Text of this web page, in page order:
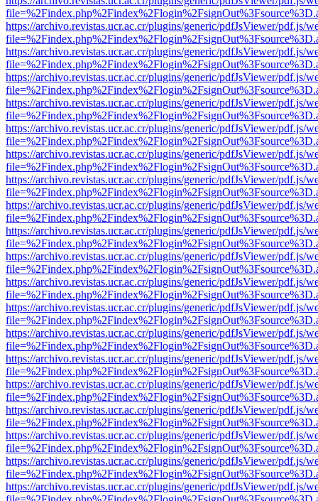
https://archivo.revistas.ucr.ac.cr/plugins/generic/pdfJsViewer/pdf.js/
https://archivo.revistas.ucr.ac.cr/plugins/generic/pdfJsViewer/pdf.js/
https://archivo.revistas.ucr.ac.cr/plugins/generic/pdfJsViewer/pdf.js/
https://archivo.revistas.ucr.ac.cr/plugins/generic/pdfJsViewer/pdf.js/
https://archivo.revistas.ucr.ac.cr/plugins/generic/pdfJsViewer/pdf.js/
https://archivo.revistas.ucr.ac.cr/plugins/generic/pdfJsViewer/pdf.js/
https://archivo.revistas.ucr.ac.cr/plugins/generic/pdfJsViewer/pdf.js/
https://archivo.revistas.ucr.ac.cr/plugins/generic/pdfJsViewer/pdf.js/
https://archivo.revistas.ucr.ac.cr/plugins/generic/pdfJsViewer/pdf.js/
https://archivo.revistas.ucr.ac.cr/plugins/generic/pdfJsViewer/pdf.js/
https://archivo.revistas.ucr.ac.cr/plugins/generic/pdfJsViewer/pdf.js/
https://archivo.revistas.ucr.ac.cr/plugins/generic/pdfJsViewer/pdf.js/
https://archivo.revistas.ucr.ac.cr/plugins/generic/pdfJsViewer/pdf.js/
https://archivo.revistas.ucr.ac.cr/plugins/generic/pdfJsViewer/pdf.js/
https://archivo.revistas.ucr.ac.cr/plugins/generic/pdfJsViewer/pdf.js/
https://archivo.revistas.ucr.ac.cr/plugins/generic/pdfJsViewer/pdf.js/
https://archivo.revistas.ucr.ac.cr/plugins/generic/pdfJsViewer/pdf.js/
https://archivo.revistas.ucr.ac.cr/plugins/generic/pdfJsViewer/pdf.js/
https://archivo.revistas.ucr.ac.cr/plugins/generic/pdfJsViewer/pdf.js/